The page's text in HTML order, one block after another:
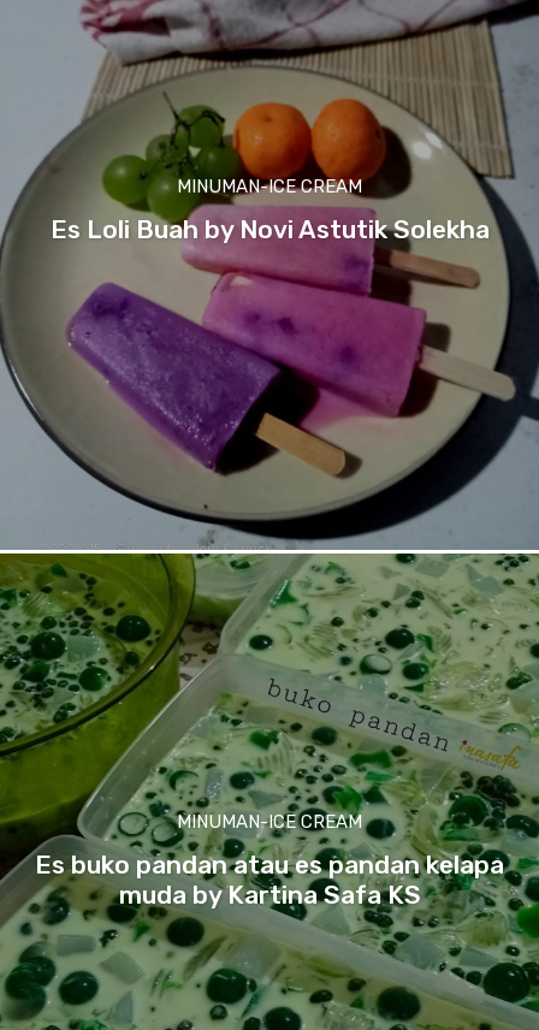
MINUMAN-ICE CREAM
Es Loli Buah by Novi Astutik Solekha
MINUMAN-ICE CREAM
Es buko pandan atau es pandan kelapa
muda by Kartina Safa KS